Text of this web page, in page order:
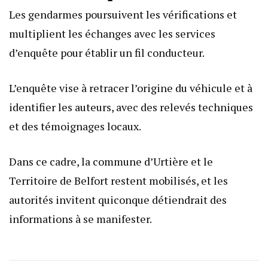
Les gendarmes poursuivent les vérifications et
multiplient les échanges avec les services
d’enquête pour établir un fil conducteur.
L’enquête vise à retracer l’origine du véhicule et à
identifier les auteurs, avec des relevés techniques
et des témoignages locaux.
Dans ce cadre, la commune d’Urtière et le
Territoire de Belfort restent mobilisés, et les
autorités invitent quiconque détiendrait des
informations à se manifester.